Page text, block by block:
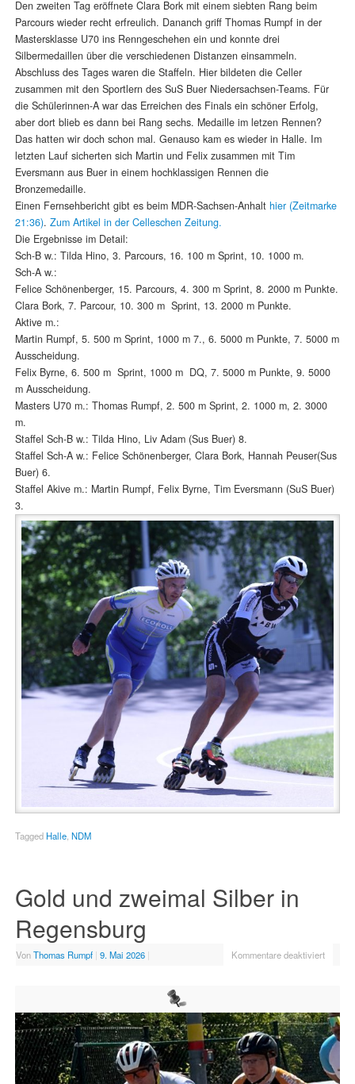
Den zweiten Tag eröffnete Clara Bork mit einem siebten Rang beim
Parcours wieder recht erfreulich. Dananch griff Thomas Rumpf in der
Mastersklasse U70 ins Renngeschehen ein und konnte drei
Silbermedaillen über die verschiedenen Distanzen einsammeln.
Abschluss des Tages waren die Staffeln. Hier bildeten die Celler
zusammen mit den Sportlern des SuS Buer Niedersachsen-Teams. Für
die Schülerinnen-A war das Erreichen des Finals ein schöner Erfolg,
aber dort blieb es dann bei Rang sechs. Medaille im letzen Rennen?
Das hatten wir doch schon mal. Genauso kam es wieder in Halle. Im
letzten Lauf sicherten sich Martin und Felix zusammen mit Tim
Eversmann aus Buer in einem hochklassigen Rennen die
Bronzemedaille.
Einen Fernsehbericht gibt es beim MDR-Sachsen-Anhalt hier (Zeitmarke
21:36). Zum Artikel in der Celleschen Zeitung.
Die Ergebnisse im Detail:
Sch-B w.: Tilda Hino, 3. Parcours, 16. 100 m Sprint, 10. 1000 m.
Sch-A w.:
Felice Schönenberger, 15. Parcours, 4. 300 m Sprint, 8. 2000 m Punkte.
Clara Bork, 7. Parcour, 10. 300 m Sprint, 13. 2000 m Punkte.
Aktive m.:
Martin Rumpf, 5. 500 m Sprint, 1000 m 7., 6. 5000 m Punkte, 7. 5000 m
Ausscheidung.
Felix Byrne, 6. 500 m Sprint, 1000 m DQ, 7. 5000 m Punkte, 9. 5000
m Ausscheidung.
Masters U70 m.: Thomas Rumpf, 2. 500 m Sprint, 2. 1000 m, 2. 3000
m.
Staffel Sch-B w.: Tilda Hino, Liv Adam (Sus Buer) 8.
Staffel Sch-A w.: Felice Schönenberger, Clara Bork, Hannah Peuser(Sus
Buer) 6.
Staffel Akive m.: Martin Rumpf, Felix Byrne, Tim Eversmann (SuS Buer)
3.
Tagged Halle, NDM
Gold und zweimal Silber in
Regensburg
VonThomas Rumpf | 9. Mai 2026 | Kommentare deaktiviert